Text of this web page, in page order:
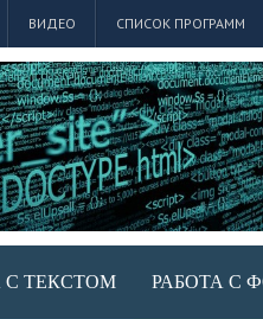
ВИДЕО СПИСОК ПРОГРАММ
С ТЕКСТОМ РАБОТА С